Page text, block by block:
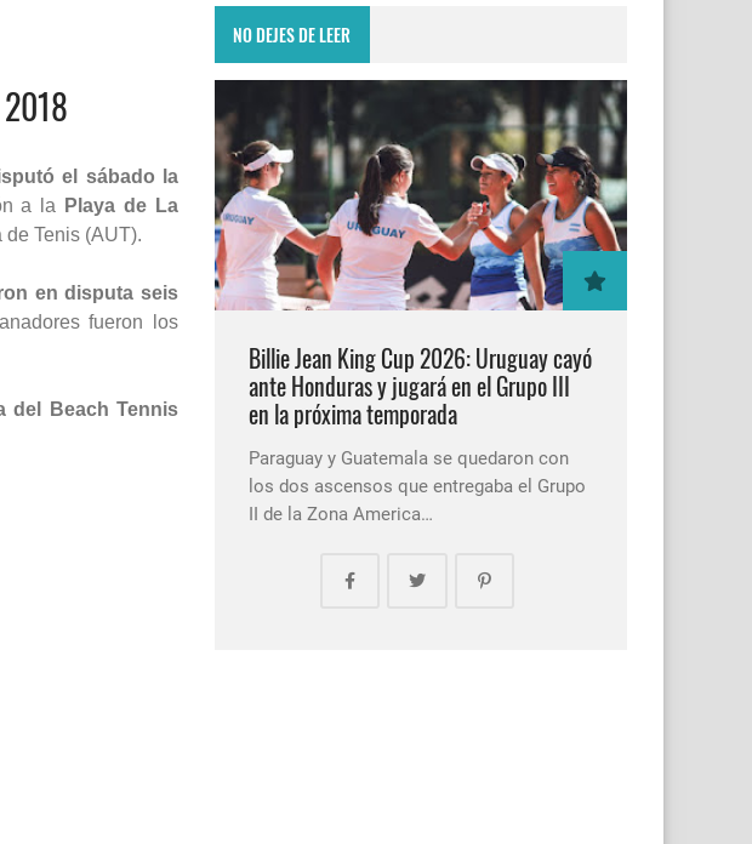
el sábado la
a la
Playa de La
Tenis (AUT).
en disputa seis
fueron los
del Beach Tennis
NO DEJES DE LEER
Billie Jean King Cup 2026: Uruguay cayó
ante Honduras y jugará en el Grupo III
en la próxima temporada
Paraguay y Guatemala se quedaron con
los dos ascensos que entregaba el Grupo
II de la Zona America…